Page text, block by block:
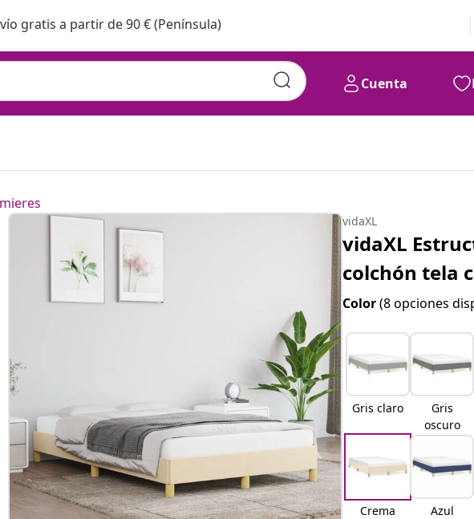
gratis a partir de 90 € (Península)
Cuenta
vidaXL
vidaXL
colchón tela
Color(8 opciones
Gris claro
Gris
oscuro
Crema Azul